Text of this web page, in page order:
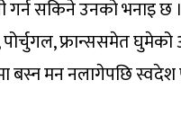
गर्न सकिने उनको भनाइ छ
फ्रान्ससमेत
बस्न मन नलागेपछि